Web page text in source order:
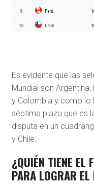
Es evidente que las
Mundial son Argentina,
y Colombia y como lo
séptima plaza que es
disputa en un
y Chile.
¿QUIÉN TIENE EL
PARA LOGRAR EL